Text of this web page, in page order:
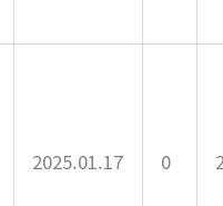
2025.01.17 0